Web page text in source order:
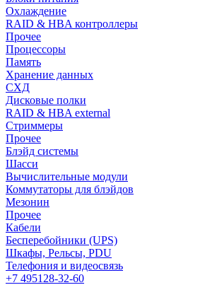
Охлаждение
RAID & HBA контроллеры
Прочее
Процессоры
Память
Хранение данных
СХД
Дисковые полки
RAID & HBA external
Стриммеры
Прочее
Блэйд системы
Шасси
Вычислительные модули
Коммутаторы для блэйдов
Мезонин
Прочее
Кабели
Бесперебойники (UPS)
Шкафы, Рельсы, PDU
Телефония и видеосвязь
+7 495128-32-60